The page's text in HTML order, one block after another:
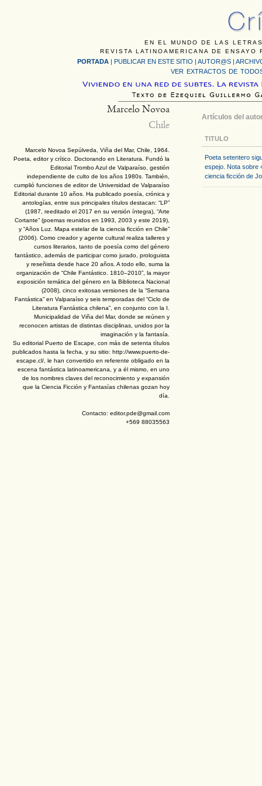
EN EL MUNDO DE LAS
REVISTA LATINOAMERICANA DE
PORTADA | PUBLICAR EN ESTE SITIO | AUTOR@S |
VER EXTRACTOS DE
Marcelo Novoa
Chile
Marcelo Novoa Sepúlveda, Viña del Mar, Chile, 1964.
Poeta, editor y crítico. Doctorando en Literatura. Fundó la
Editorial Trombo Azul de Valparaíso, gestión
independiente de culto de los años 1980s. También,
cumplió funciones de editor de Universidad de Valparaíso
Editorial durante 10 años. Ha publicado poesía, crónica y
antologías, entre sus principales títulos destacan: “LP”
(1987, reeditado el 2017 en su versión íntegra), “Arte
Cortante” (poemas reunidos en 1993, 2003 y este 2019),
y “Años Luz. Mapa estelar de la ciencia ficción en Chile”
(2006). Como creador y agente cultural realiza talleres y
cursos literarios, tanto de poesía como del género
fantástico, además de participar como jurado, prologuista
y reseñista desde hace 20 años. A todo ello, suma la
organización de “Chile Fantástico. 1810–2010”, la mayor
exposición temática del género en la Biblioteca Nacional
(2008), cinco exitosas versiones de la “Semana
Fantástica” en Valparaíso y seis temporadas del “Ciclo de
Literatura Fantástica chilena”, en conjunto con la I.
Municipalidad de Viña del Mar, donde se reúnen y
reconocen artistas de distintas disciplinas, unidos por la
imaginación y la fantasía.
Su editorial Puerto de Escape, con más de setenta títulos
publicados hasta la fecha, y su sitio: http://www.puerto-de-
escape.cl/, le han convertido en referente obligado en la
escena fantástica latinoamericana, y a él mismo, en uno
de los nombres claves del reconocimiento y expansión
que la Ciencia Ficción y Fantasías chilenas gozan hoy
día.
Contacto: editor.pde@gmail.com
+569 88035563
Artículos del
TITULO
Poeta setentero
espejo. Nota sobre
ciencia ficción de